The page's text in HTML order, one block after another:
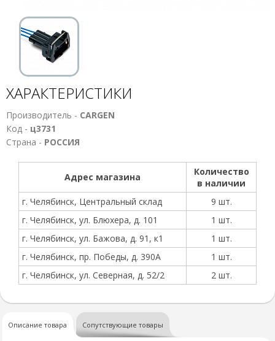
ХАРАКТЕРИСТИКИ
Производитель - CARGEN
Код - ц3731
Страна - РОССИЯ
Адрес магазина
Количество
в наличии
г. Челябинск, Центральный склад
9 шт.
г. Челябинск, ул. Блюхера, д. 101
1 шт.
г. Челябинск, ул. Бажова, д. 91, к1
1 шт.
г. Челябинск, пр. Победы, д. 390А
1 шт.
г. Челябинск, ул. Северная, д. 52/2
2 шт.
Описание товара Сопутствующие товары